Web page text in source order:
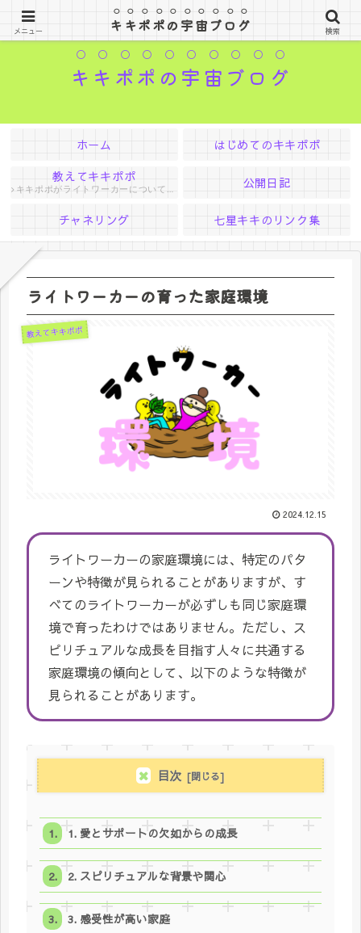
はるか遠く宇宙の果てからやってきたお姫様
キキポポの宇宙ブログ
ホーム
はじめてのキキポポ
教えてキキポポ
キキポポがライトワーカーについて色々教えてくれる 公開日記
チャネリング 七星キキのリンク集
ライトワーカーの育った家庭環境
教えてキキポポ
2024.12.15
ライトワーカーの家庭環境には、特定のパタ
ーンや特徴が見られることがありますが、す
べてのライトワーカーが必ずしも同じ家庭環
境で育ったわけではありません。ただし、ス
ピリチュアルな成長を目指す人々に共通する
家庭環境の傾向として、以下のような特徴が
見られることがあります。
目次
1. 愛とサポートの欠如からの成長
2. スピリチュアルな背景や関心
3. 感受性が高い家庭
メニュー キキポポの宇宙ブログ 検索